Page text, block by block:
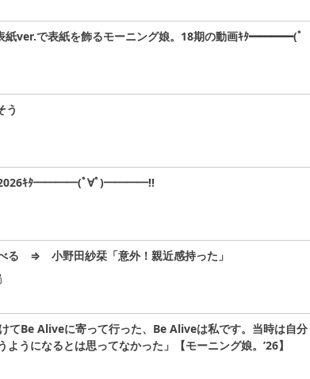
紙ver.で表紙を飾るモーニング娘。18期の動画ｷﾀ━━━━(ﾟ
う
ン2026ｷﾀ━━━━(ﾟ∀ﾟ)━━━━!!
べる ⇒ 小野田紗栞「意外！親近感持った」
てBe Aliveに寄って行った、Be Aliveは私です。当時は自分
うになるとは思ってなかった」【モーニング娘。’26】